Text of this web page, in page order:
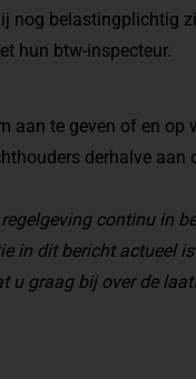
nog belastingplichtig
hun btw-inspecteur.
aan te geven of en op
derhalve aan
continu in
in dit bericht actueel
u graag bij over de